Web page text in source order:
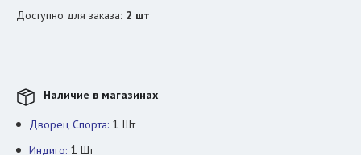
Доступно для заказа: 2 шт
Наличие в магазинах
Дворец Спорта: 1 Шт
Индиго: 1 Шт